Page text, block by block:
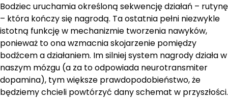
Bodziec uruchamia określoną sekwencję działań – rutynę
– która kończy się nagrodą. Ta ostatnia pełni niezwykle
istotną funkcję w mechanizmie tworzenia nawyków,
ponieważ to ona wzmacnia skojarzenie pomiędzy
bodźcem a działaniem. Im silniej system nagrody działa w
naszym mózgu (a za to odpowiada neurotransmiter
dopamina), tym większe prawdopodobieństwo, że
będziemy chcieli powtórzyć dany schemat w przyszłości.